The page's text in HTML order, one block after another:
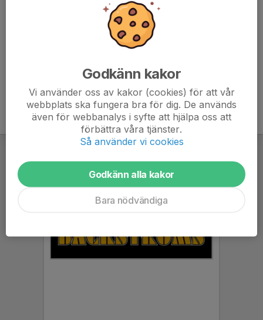
Godkänn kakor
Vi använder oss av kakor (cookies) för att vår
webbplats ska fungera bra för dig. De används
även för webbanalys i syfte att hjälpa oss att
förbättra våra tjänster.
Så använder vi cookies
Godkänn alla kakor
Bara nödvändiga